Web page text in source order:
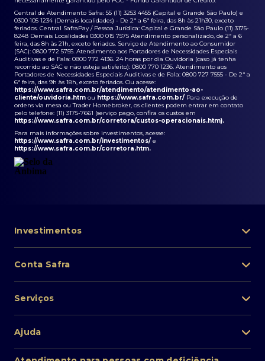
Central de Atendimento Safra: 55 (11) 3253 4455 (Capital e Grande São Paulo) e
0300 105 1234 (Demais localidades) - De 2ª a 6ª feira, das 8h às 21h30, exceto
feriados. Central SafraPay / Pessoa Jurídica: Capital e Grande São Paulo (11) 3175-
8248 Demais Localidades 0300 015 7575 Atendimento personalizado, de 2ª a 6
feira, das 8h às 21h, exceto feriados. Serviço de Atendimento ao Consumidor
(SAC): 0800 772 5755. Atendimento aos Portadores de Necessidades Especiais
Auditivas e de Fala: 0800 772 4136. 24 horas por dia Ouvidoria (caso já tenha
recorrido ao SAC e não esteja satisfeito): 0800 770 1236. Atendimento aos
Portadores de Necessidades Especiais Auditivas e de Fala: 0800 727 7555 - De 2ª a
6ª feira, das 9h às 18h, exceto feriados. Ou acesse:
https://www.safra.com.br/atendimento/atendimento-ao-
cliente/ouvidoria.htm ou https://www.safra.com.br/ Para execução de
ordens via mesa ou Trader Homebroker, os clientes podem entrar em contato
pelo telefone: (11) 3175-7661 (serviço pago, confira os custos em
https://www.safra.com.br/corretora/custos-operacionais.htm).
Para mais informações sobre investimentos, acesse:
https://www.safra.com.br/investimentos/ e
https://www.safra.com.br/corretora.htm.
Investimentos
Lista de fundos de investimento
Private Banking
Renda fixa
Conta Safra
Pessoa Física
Cartões
Empréstimos e financiamentos
Serviços
Perda/roubo de celular
Ajuda
Atendimento ao cliente